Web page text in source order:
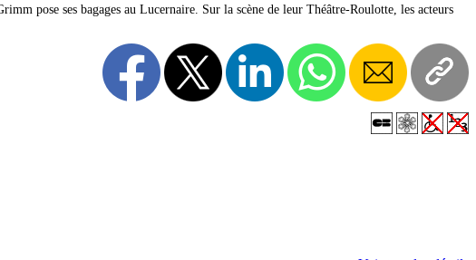
pose ses bagages au Lucernaire. Sur la scène de leur Théâtre-Roulotte, les acteurs